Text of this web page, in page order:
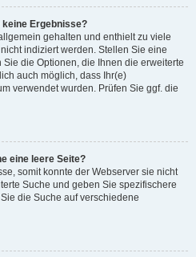
Ergebnisse?
gehalten und enthielt zu viele
indiziert werden. Stellen Sie eine
die Optionen, die Ihnen die erweiterte
auch möglich, dass Ihr(e)
verwendet wurden. Prüfen Sie ggf. die
eine leere Seite?
somit konnte der Webserver sie nicht
Suche und geben Sie spezifischere
die Suche auf verschiedene